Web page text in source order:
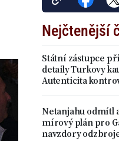
Nejčtenější
Státní zástupce
detaily Turkovy
Autenticita
Netanjahu odmítl
mírový plán pro
navzdory